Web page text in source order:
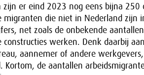
zijn er eind 2023 nog eens bijna 250
migranten die niet in Nederland zijn
net zoals de onbekende
constructies werken. Denk daarbij
aannemer of andere
Kortom, de aantallen